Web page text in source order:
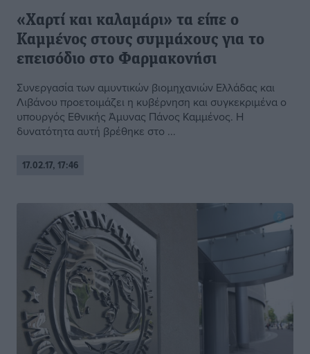
«Χαρτί και καλαμάρι» τα είπε ο
Καμμένος στους συμμάχους για το
επεισόδιο στο Φαρμακονήσι
Συνεργασία των αμυντικών βιομηχανιών Ελλάδας και
Λιβάνου προετοιμάζει η κυβέρνηση και συγκεκριμένα ο
υπουργός Εθνικής Άμυνας Πάνος Καμμένος. Η
δυνατότητα αυτή βρέθηκε στο ...
17.02.17, 17:46